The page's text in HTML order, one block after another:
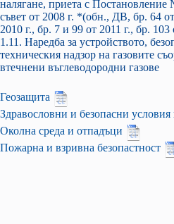
налягане, приета с
съвет от 2008 г. *(обн., ДВ, бр. 64
2010 г., бр. 7 и 99 от 2011 г., бр.
1.11. Наредба за устройството,
техническия надзор на газовите
втечнени въглеводородни газове
Геозащита
Здравословни и безопасни условия
Околна среда и отпадъци
Пожарна и взривна безопастност